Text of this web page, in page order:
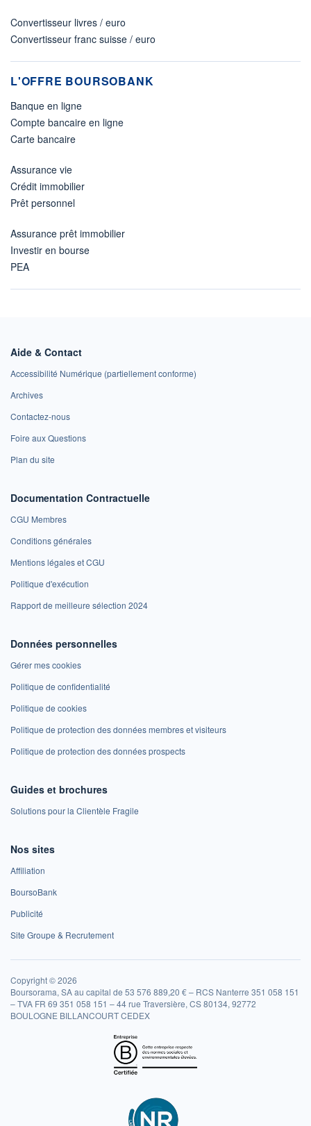
Convertisseur livres / euro
Convertisseur franc suisse / euro
L'OFFRE BOURSOBANK
Banque en ligne
Compte bancaire en ligne
Carte bancaire
Assurance vie
Crédit immobilier
Prêt personnel
Assurance prêt immobilier
Investir en bourse
PEA
Aide & Contact
Accessibilité Numérique (partiellement conforme)
Archives
Contactez-nous
Foire aux Questions
Plan du site
Documentation Contractuelle
CGU Membres
Conditions générales
Mentions légales et CGU
Politique d'exécution
Rapport de meilleure sélection 2024
Données personnelles
Gérer mes cookies
Politique de confidentialité
Politique de cookies
Politique de protection des données membres et visiteurs
Politique de protection des données prospects
Guides et brochures
Solutions pour la Clientèle Fragile
Nos sites
Affiliation
BoursoBank
Publicité
Site Groupe & Recrutement
Copyright © 2026
Boursorama, SA au capital de 53 576 889,20 € – RCS Nanterre 351 058 151
– TVA FR 69 351 058 151 – 44 rue Traversière, CS 80134, 92772
BOULOGNE BILLANCOURT CEDEX